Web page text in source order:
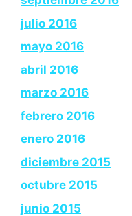
julio 2016
mayo 2016
abril 2016
marzo 2016
febrero 2016
enero 2016
diciembre 2015
octubre 2015
junio 2015